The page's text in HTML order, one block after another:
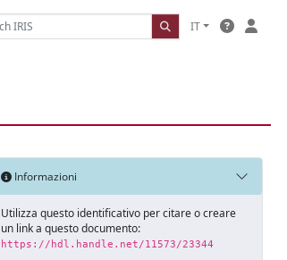
IT
Informazioni
Utilizza questo identificativo per citare o creare
un link a questo documento:
https://hdl.handle.net/11573/23344